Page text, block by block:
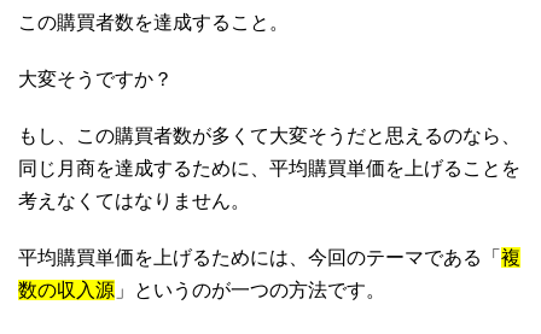
この購買者数を達成すること。
大変そうですか？
もし、この購買者数が多くて大変そうだと思えるのなら、
同じ月商を達成するために、平均購買単価を上げることを
考えなくてはなりません。
平均購買単価を上げるためには、今回のテーマである「 複
数の収入源 」というのが一つの方法です。